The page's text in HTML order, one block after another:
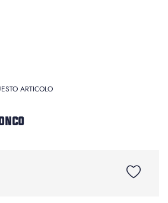
ARTICOLO